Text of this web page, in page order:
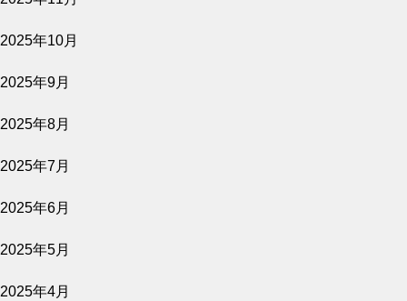
影を売る女
2025年10月
2025年9月
2025年8月
2025年7月
2025年6月
2025年5月
2025年4月